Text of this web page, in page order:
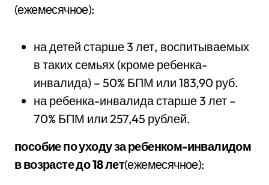
(ежемесячное):
на детей старше 3 лет, воспитываемых
в таких семьях (кроме ребенка-
инвалида) – 50% БПМ или 183,90 руб.
на ребенка-инвалида старше 3 лет –
70% БПМ или 257,45 рублей.
пособие по уходу за ребенком-инвалидом
в возрасте до 18 лет(ежемесячное):